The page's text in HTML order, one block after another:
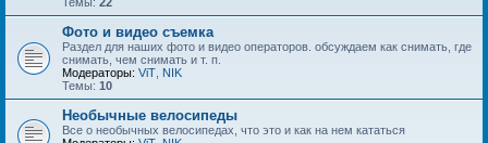
Фото и видео съемка
Раздел для наших фото и видео операторов. обсуждаем как снимать, где
снимать, чем снимать и т. п.
Модераторы: ViT NIK
Темы: 10
Необычные велосипеды
Все о необычных велосипедах, что это и как на нем кататься